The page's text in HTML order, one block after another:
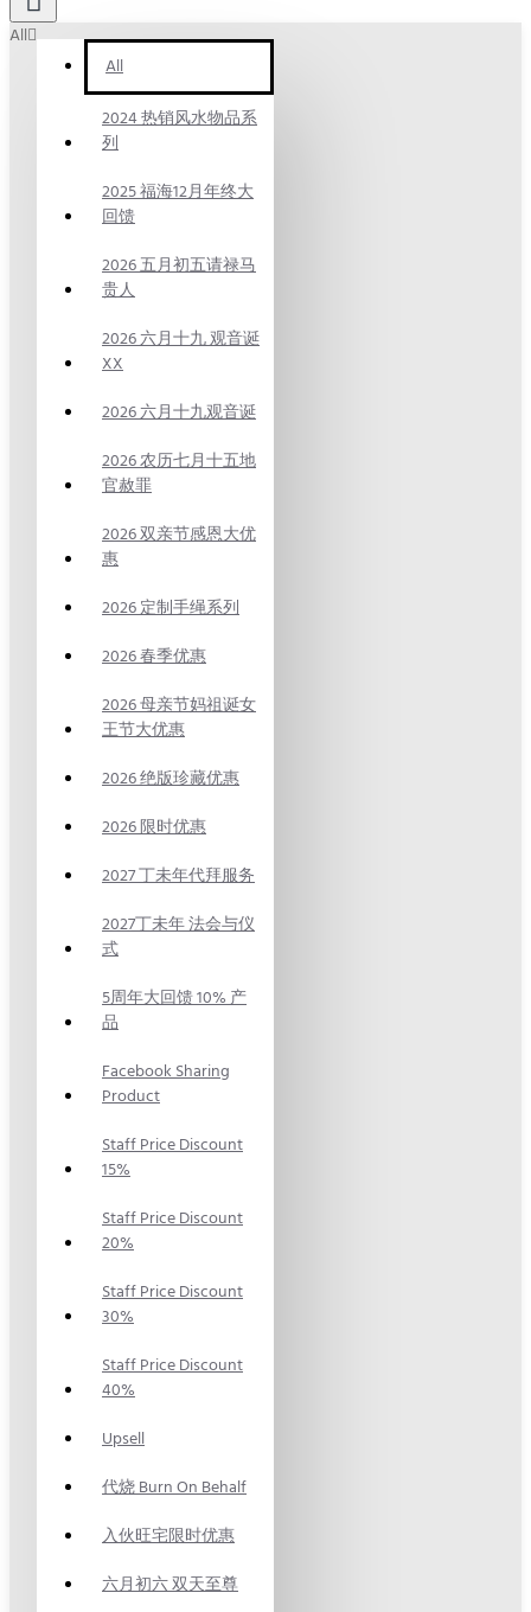
All
All
2024 热销风水物品系
列
2025 福海12月年终大
回馈
2026 五月初五请禄马
贵人
2026 六月十九 观音诞
XX
2026 六月十九观音诞
2026 农历七月十五地
官赦罪
2026 双亲节感恩大优
惠
2026 定制手绳系列
2026 春季优惠
2026 母亲节妈祖诞女
王节大优惠
2026 绝版珍藏优惠
2026 限时优惠
2027 丁未年代拜服务
2027丁未年 法会与仪
式
5周年大回馈 10% 产
品
Facebook Sharing
Product
Staff Price Discount
15%
Staff Price Discount
20%
Staff Price Discount
30%
Staff Price Discount
40%
Upsell
代烧 Burn On Behalf
入伙旺宅限时优惠
六月初六 双天至尊